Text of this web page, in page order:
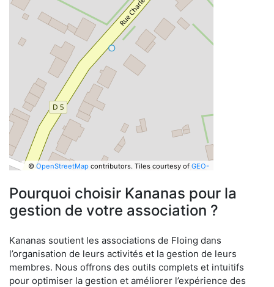
©OpenStreetMapcontributors. Tiles courtesy of GEO-
Pourquoi choisir Kananas pour la
gestion de votre association ?
Kananas soutient les associations de Floing dans
l’organisation de leurs activités et la gestion de leurs
membres. Nous offrons des outils complets et intuitifs
pour optimiser la gestion et améliorer l’expérience des